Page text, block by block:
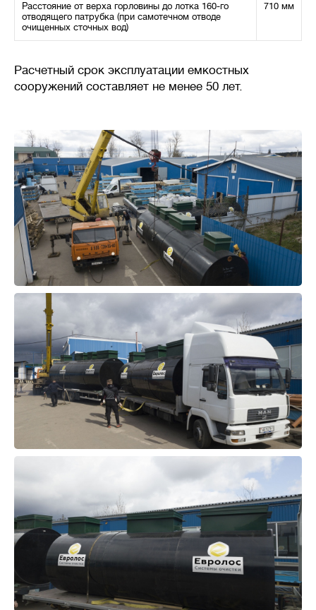
Расстояние от верха горловины до лотка 160-го
отводящего патрубка (при самотечном отводе
очищенных сточных вод)
710 мм
Расчетный срок эксплуатации емкостных
сооружений составляет не менее 50 лет.